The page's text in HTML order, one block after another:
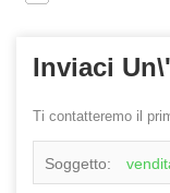
Inviaci
Ti contatteremo il
Soggetto: